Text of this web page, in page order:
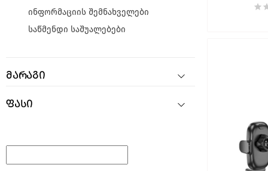
ინფორმაციის შემნახველები
საწმენდი საშუალებები
მარაგი
ფასი